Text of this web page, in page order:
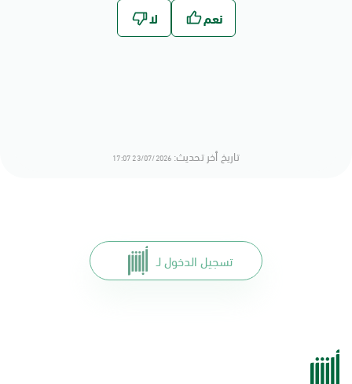
تاريخ أخر تحديث: 23/07/2026 17:07
تسجيل الدخول لـ